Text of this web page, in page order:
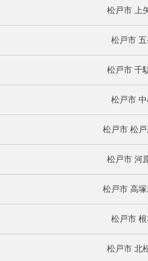
松戸市 上
松戸市 五
松戸市 千
松戸市 中
松戸市 松戸
松戸市 河
松戸市 高塚
松戸市 根
松戸市 北